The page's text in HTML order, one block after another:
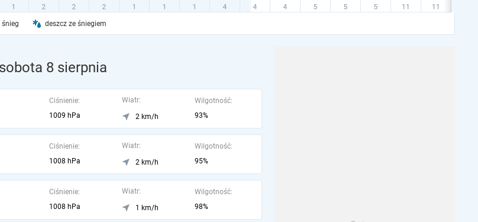
śnieg deszcz ze śniegiem
8 sierpnia
Ciśnienie:
1009 hPa
Wiatr:
2 km/h
Wilgotność:
93%
Ciśnienie:
1008 hPa
Wiatr:
2 km/h
Wilgotność:
95%
Ciśnienie:
1008 hPa
Wiatr:
1 km/h
Wilgotność:
98%